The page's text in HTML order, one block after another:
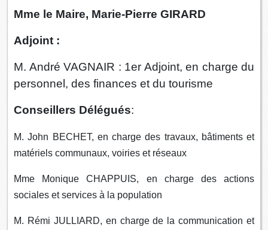
Mme le Maire, Marie-Pierre GIRARD
Adjoint :
M. André VAGNAIR : 1er Adjoint, en charge du
personnel, des finances et du tourisme
Conseillers Délégués:
M. John BECHET, en charge des travaux, bâtiments et
matériels communaux, voiries et réseaux
Mme Monique CHAPPUIS, en charge des actions
sociales et services à la population
M. Rémi JULLIARD, en charge de la communication et